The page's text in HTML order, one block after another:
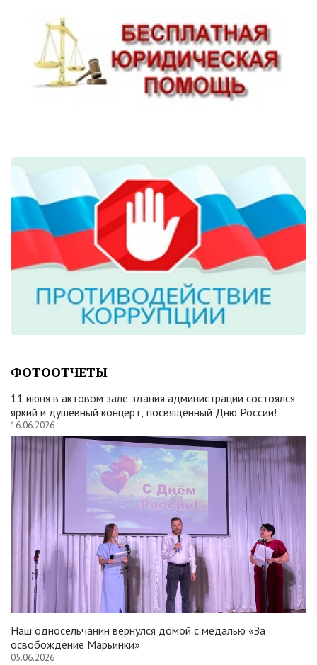
ФОТООТЧЕТЫ
11 июня в актовом зале здания администрации состоялся
яркий и душевный концерт, посвящённый Дню России!
16.06.2026
Наш односельчанин вернулся домой с медалью «За
освобождение Марьинки»
05.06.2026